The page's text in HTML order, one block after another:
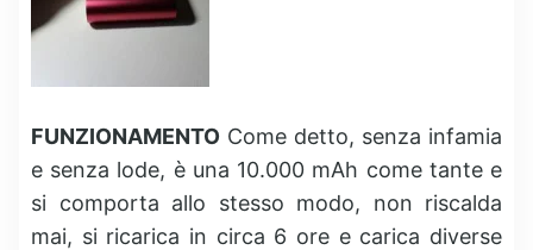
FUNZIONAMENTO Come detto, senza infamia
e senza lode, è una 10.000 mAh come tante e
si comporta allo stesso modo, non riscalda
mai, si ricarica in circa 6 ore e carica diverse